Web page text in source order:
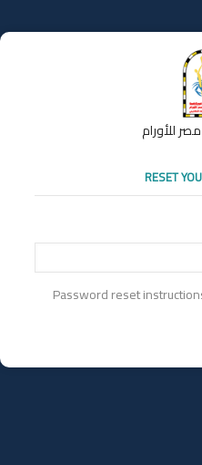
للأورام
RESET
Password reset